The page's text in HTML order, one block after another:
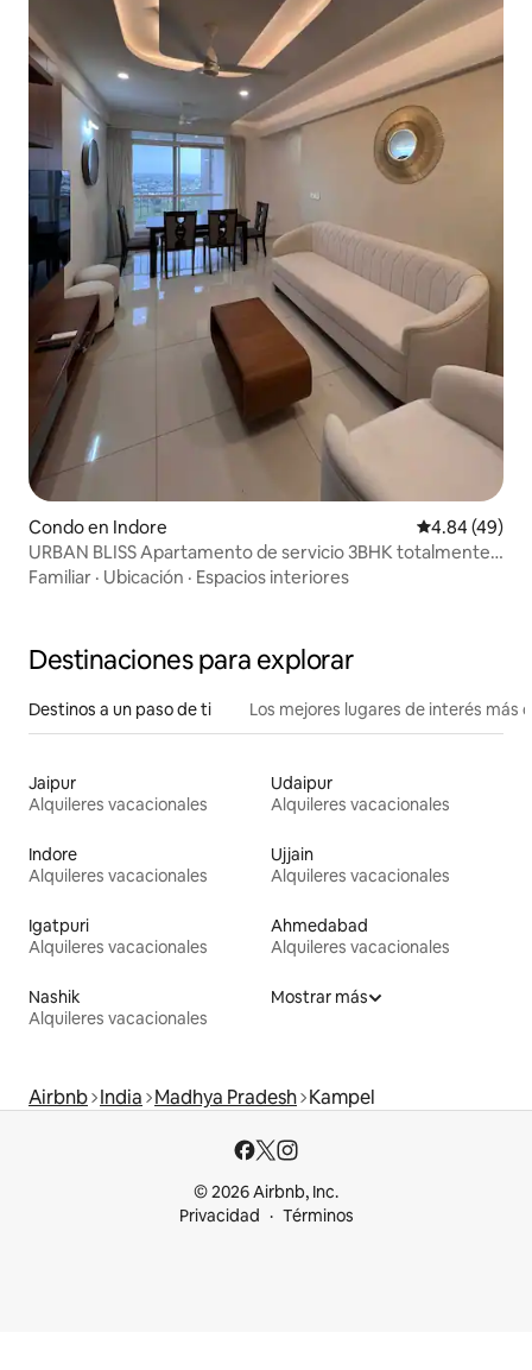
Condo en Indore Calificación
4.84 (49)
URBAN BLISS Apartamento de servicio 3BHK totalmente
amueblado
Familiar · Ubicación · Espacios interiores
Destinaciones para explorar
Destinos a un paso de ti Los mejores lugares de interés más
Jaipur
Alquileres vacacionales
Udaipur
Alquileres vacacionales
Indore
Alquileres vacacionales
Ujjain
Alquileres vacacionales
Igatpuri
Alquileres vacacionales
Ahmedabad
Alquileres vacacionales
Nashik
Alquileres vacacionales
Mostrar más
Airbnb India Madhya Pradesh Kampel
© 2026 Airbnb, Inc.
Privacidad
Términos